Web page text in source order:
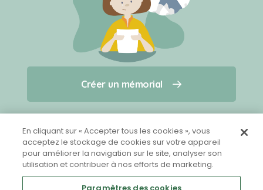
Créer un mémorial
Qui sommes-nous ?
Nous contacter
Partager sur Facebook
Créer un mémorial
En cliquant sur « Accepter tous les cookies », vous
acceptez le stockage de cookies sur votre appareil
pour améliorer la navigation sur le site, analyser son
utilisation et contribuer à nos efforts de marketing.